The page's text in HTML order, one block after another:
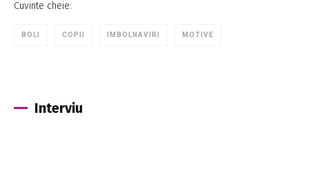
Cuvinte cheie:
BOLI COPII IMBOLNAVIRI MOTIVE
Interviu